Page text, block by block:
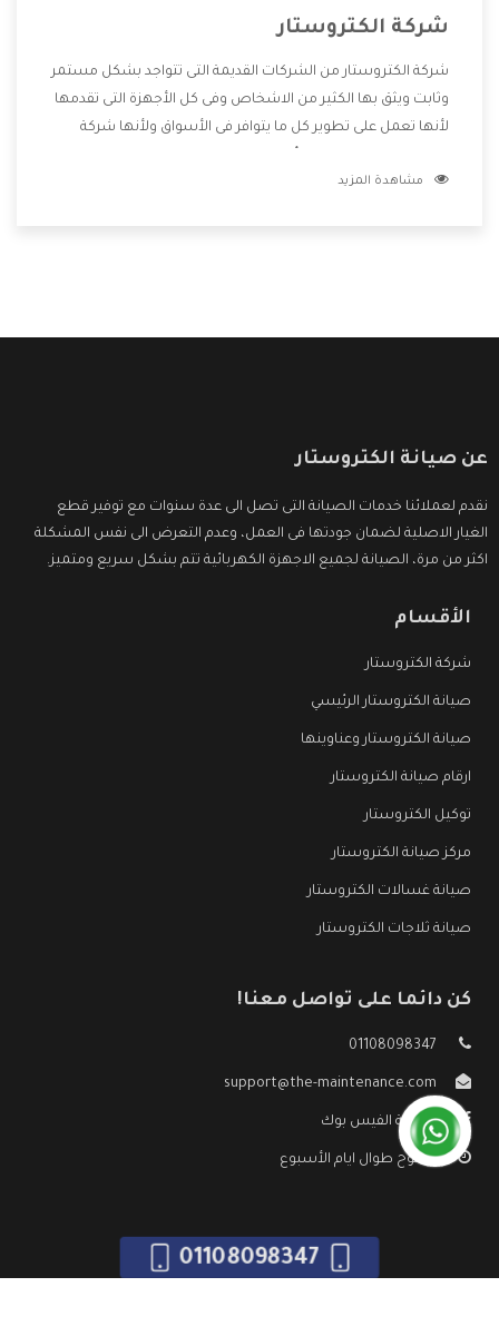
شركة الكتروستار
شركة الكتروستار من الشركات القديمة التى تتواجد بشكل مستمر
وثابت ويثق بها الكثير من الاشخاص وفى كل الأجهزة التى تقدمها
لأنها تعمل على تطوير كل ما يتوافر فى الأسواق ولأنها شركة
وتقدم للعملاء أقوى العروض والخصومات التى تسهل على
مشاهدة المزيد
عن صيانة الكتروستار
نقدم لعملائنا خدمات الصيانة التى تصل الى عدة سنوات مع توفير قطع
الغيار الاصلية لضمان جودتها فى العمل، وعدم التعرض الى نفس المشكلة
اكثر من مرة، الصيانة لجميع الاجهزة الكهربائية تتم بشكل سريع ومتميز.
الأقسام
شركة الكتروستار
صيانة الكتروستار الرئيسي
صيانة الكتروستار وعناوينها
ارقام صيانة الكتروستار
توكيل الكتروستار
مركز صيانة الكتروستار
صيانة غسالات الكتروستار
صيانة ثلاجات الكتروستار
كن دائما على تواصل معنا!
01108098347
support@the-maintenance.com
صفحة الفيس بوك
مفتوح طوال ايام الأسبوع
01108098347